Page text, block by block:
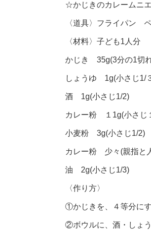
☆かじきのカレームニ
〈道具〉フライパン
〈材料〉子ども1人分
かじき 35g(3分の1切
しょうゆ 1g(小さじ1/
酒 1g(小さじ1/2)
カレー粉 １1g(小さじ
小麦粉 3g(小さじ1/2)
カレー粉 少々(親指と
油 2g(小さじ1/3)
〈作り方〉
①かじきを、４等分に
②ボウルに、酒・しょ